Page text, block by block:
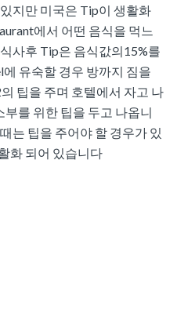
지만 미국은 Tip이 생활화
에서 어떤 음식을 먹느
사후 Tip은 음식값의15%를
유숙할 경우 방까지 짐을
팁을 주며 호텔에서 자고 나
를 위한 팁을 두고 나옵니
는 팁을 주어야 할 경우가 있
화 되어 있습니다